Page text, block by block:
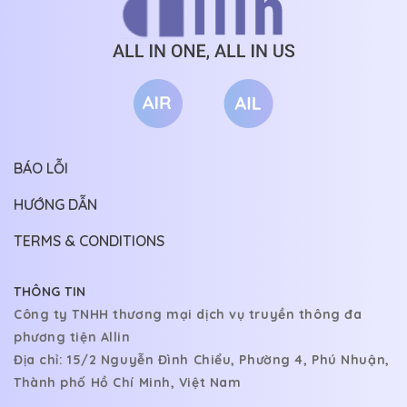
07/03/2026
07/03/2026
CHƯƠNG 60
CHƯƠNG 59 04/03/2026
CHƯƠNG 58
CHƯƠNG 57 03/03/2026
CHƯƠNG 56 03/03/2026
CHƯƠNG 55 03/03/2026
THÔNG TIN
Công ty TNHH thương mại dịch vụ truyền thông đa
phương tiện Allin
Địa chỉ: 15/2 Nguyễn Đình Chiểu, Phường 4, Phú Nhuận,
Thành phố Hồ Chí Minh, Việt Nam
BÁO LỖI
HƯỚNG DẪN
TERMS & CONDITIONS